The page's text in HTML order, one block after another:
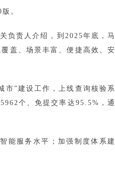
。
负责人介绍，到2025年底，马
盖、场景丰富、便捷高效、安
市”建设工作，上线查询核验系
个、免提交率达95.5%，通
能服务水平；加强制度体系建